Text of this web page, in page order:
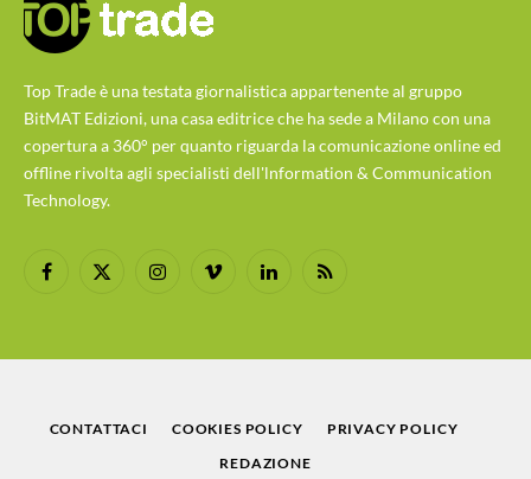
Top Trade è una testata giornalistica appartenente al gruppo
BitMAT Edizioni, una casa editrice che ha sede a Milano con una
copertura a 360° per quanto riguarda la comunicazione online ed
offline rivolta agli specialisti dell'lnformation & Communication
Technology.
Facebook
X
InstagramVimeo LinkedInRSS
CONTATTACI COOKIES POLICY
PRIVACY POLICY
REDAZIONE